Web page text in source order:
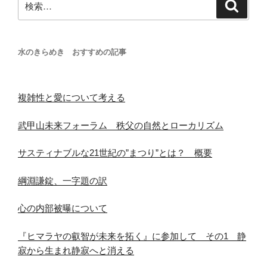
索:
水のきらめき おすすめの記事
複雑性と愛について考える
武甲山未来フォーラム 秩父の自然とローカリズム
サスティナブルな21世紀の”まつり”とは？ 概要
綱淵謙錠、一字題の訳
心の内部被曝について
『ヒマラヤの叡智が未来を拓く』に参加して その1 静
寂から生まれ静寂へと消える